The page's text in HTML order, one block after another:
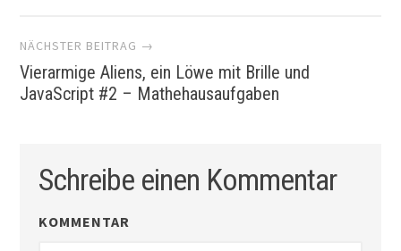
NÄCHSTER BEITRAG →
Vierarmige Aliens, ein Löwe mit Brille und
JavaScript #2 – Mathehausaufgaben
Schreibe einen Kommentar
KOMMENTAR